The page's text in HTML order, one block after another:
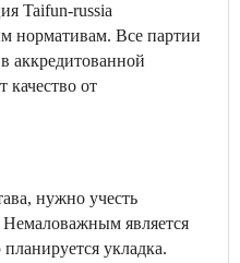
Taifun-russia
нормативам. Все партии
аккредитованной
качество от
нужно учесть
является
укладка.